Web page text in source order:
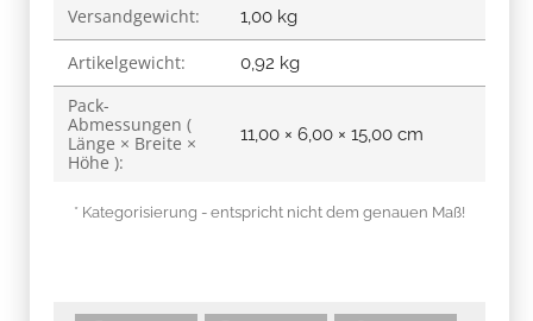
Versandgewicht: 1,00 kg
Artikelgewicht: 0,92 kg
Pack-
Abmessungen (
Länge × Breite ×
Höhe ):
11,00 × 6,00 × 15,00 cm
* Kategorisierung - entspricht nicht dem genauen Maß!